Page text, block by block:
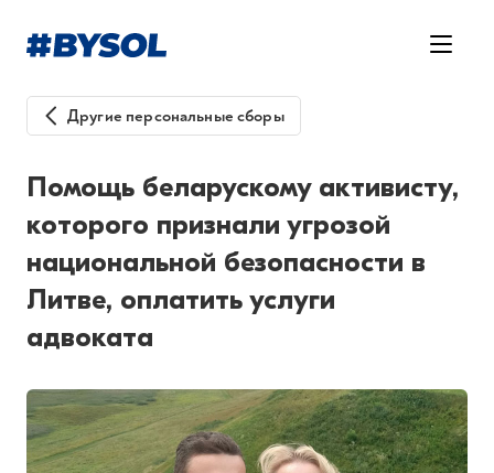
Другие персональные сборы
Помощь беларускому активисту,
которого признали угрозой
национальной безопасности в
Литве, оплатить услуги
адвоката